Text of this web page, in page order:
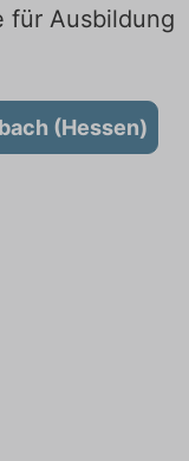
für Ausbildung
(Hessen)